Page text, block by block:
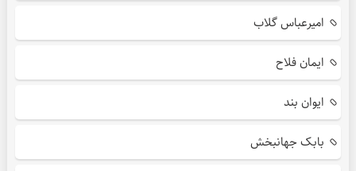
امیرعباس گلاب
ایمان فلاح
ایوان بند
بابک جهانبخش